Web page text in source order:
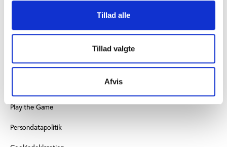
Tillad alle
Tillad valgte
Afvis
Læs mere om instituttet
SE OGSÅ
Play the Game
Persondatapolitik